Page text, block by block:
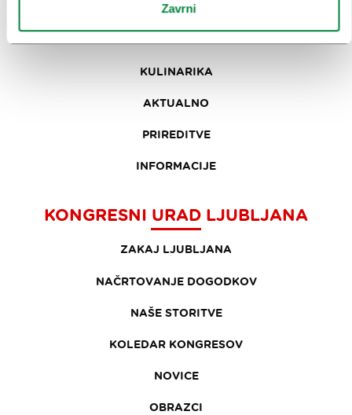
Zavrni
ZNAMENITOSTI IN AKTIVNOSTI
KULINARIKA
AKTUALNO
PRIREDITVE
INFORMACIJE
KONGRESNI URAD LJUBLJANA
ZAKAJ LJUBLJANA
NAČRTOVANJE DOGODKOV
NAŠE STORITVE
KOLEDAR KONGRESOV
NOVICE
OBRAZCI